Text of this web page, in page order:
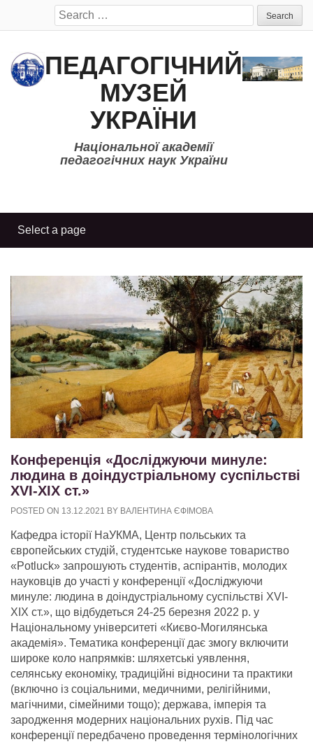
Search
for:
ПЕДАГОГІЧНИЙ
МУЗЕЙ
УКРАЇНИ
Національної академії
педагогічних наук України
Конференція «Досліджуючи минуле:
людина в доіндустріальному суспільстві
XVI-XIX cт.»
POSTED ON 13.12.2021 BY ВАЛЕНТИНА ЄФІМОВА
Кафедра історії НаУКМА, Центр польських та
європейських студій, студентське наукове товариство
«Potluck» запрошують студентів, аспірантів, молодих
науковців до участі у конференції «Досліджуючи
минуле: людина в доіндустріальному суспільстві XVI-
XIX cт.», що відбудеться 24-25 березня 2022 р. у
Національному університеті «Києво-Могилянська
академія». Тематика конференції дає змогу включити
широке коло напрямків: шляхетські уявлення,
селянську економіку, традиційні відносини та практики
(включно із соціальними, медичними, релігійними,
магічними, сімейними тощо); держава, імперія та
зародження модерних національних рухів. Під час
конференції передбачено проведення термінологічних